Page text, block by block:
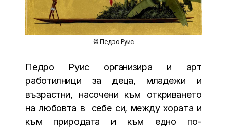
© Педро Руис
Педро Руис организира и арт
работилници за деца, младежи и
възрастни, насочени към откриването
на любовта в себе си, между хората и
към природата и към едно по-